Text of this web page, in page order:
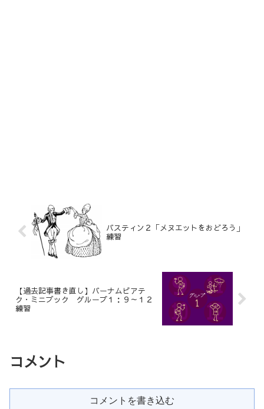
バスティン２「メヌエットをおどろう」
練習
【過去記事書き直し】バーナムピアテ
ク・ミニブック グループ１：９～１２
練習
コメント
コメントを書き込む